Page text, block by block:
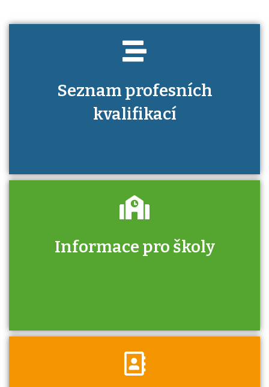
Seznam profesních
kvalifikací
Informace pro školy
Zjistěte, jak se přihlásit ke zkoušce a kde